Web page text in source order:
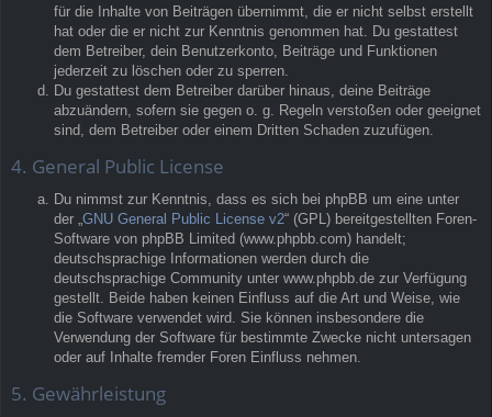
für die Inhalte von Beiträgen übernimmt, die er nicht selbst erstellt
hat oder die er nicht zur Kenntnis genommen hat. Du gestattest
dem Betreiber, dein Benutzerkonto, Beiträge und Funktionen
jederzeit zu löschen oder zu sperren.
Du gestattest dem Betreiber darüber hinaus, deine Beiträge
abzuändern, sofern sie gegen o. g. Regeln verstoßen oder geeignet
sind, dem Betreiber oder einem Dritten Schaden zuzufügen.
4. General Public License
Du nimmst zur Kenntnis, dass es sich bei phpBB um eine unter
der „GNU General Public License v2“ (GPL) bereitgestellten Foren-
Software von phpBB Limited (www.phpbb.com) handelt;
deutschsprachige Informationen werden durch die
deutschsprachige Community unter www.phpbb.de zur Verfügung
gestellt. Beide haben keinen Einfluss auf die Art und Weise, wie
die Software verwendet wird. Sie können insbesondere die
Verwendung der Software für bestimmte Zwecke nicht untersagen
oder auf Inhalte fremder Foren Einfluss nehmen.
5. Gewährleistung